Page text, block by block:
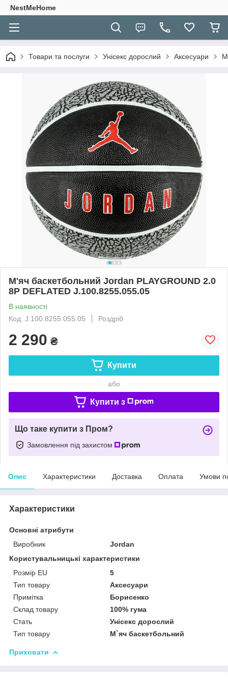
NestMeHome
Товари та послуги Унісекс дорослий Аксесуари
М'яч баскетбольний Jordan PLAYGROUND 2.0
8P DEFLATED J.100.8255.055.05
В наявності
Код: J.100.8255.055.05
Роздріб
2 290 ₴
Купити
або
Купити з
Що таке купити з Пром?
Замовлення під захистом
Опис Характеристики Доставка Оплата Умови
Характеристики
Основні атрибути
Виробник
Jordan
Користувальницькі характеристики
Pозмір EU
5
Тип товару
Аксесуари
Примітка
Борисенко
Склад товару
100% гума
Стать
Унісекс дорослий
Тип товару
М`яч баскетбольний
Приховати